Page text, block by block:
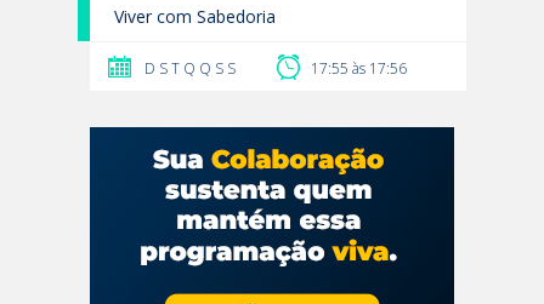
Viver com Sabedoria
D ST Q Q S S 17:55 às 17:56